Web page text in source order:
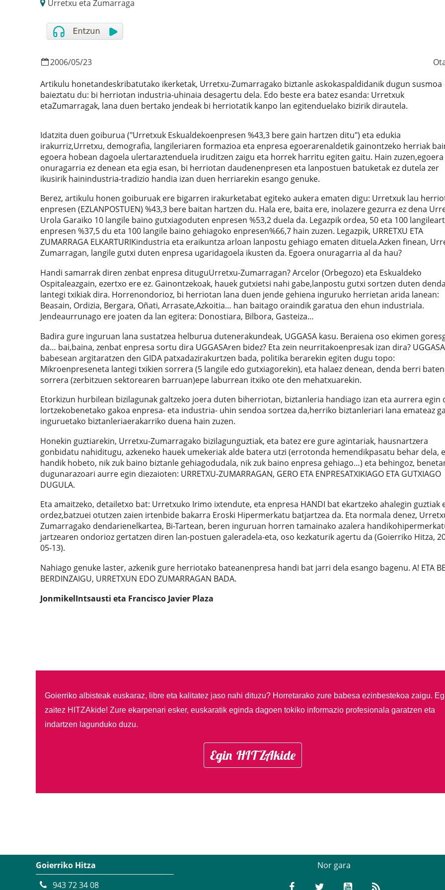
Urretxu eta Zumarraga
2006/05/23
Artikulu honetandeskribatutako ikerketak, Urretxu-Zumarragako biztanle askokaspaldidanik dugun susmoa
baieztatu du: bi herriotan industria-uhinaia desagertu dela. Edo beste era batez esanda: Urretxuk
etaZumarragak, lana duen bertako jendeak bi herriotatik kanpo lan egitenduelako bizirik dirautela.
Idatzita duen goiburua ("Urretxuk Eskualdekoenpresen %43,3 bere gain hartzen ditu") eta edukia
irakurriz,Urretxu, demografia, langileriaren formazioa eta enpresa egoerarenaldetik gainontzeko herriak
egoera hobean dagoela ulertaraztenduela iruditzen zaigu eta horrek harritu egiten gaitu. Hain
onuragarria ez denean eta egia esan, bi herriotan daudenenpresen eta lanpostuen batuketak ez dutela zer
ikusirik hainindustria-tradizio handia izan duen herriarekin esango genuke.
Berez, artikulu honen goiburuak ere bigarren irakurketabat egiteko aukera ematen digu: Urretxuk lau
enpresen (EZLANPOSTUEN) %43,3 bere baitan hartzen du. Hala ere, baita ere, inolazere gezurra ez dena
Urola Garaiko 10 langile baino gutxiagoduten enpresen %53,2 duela da. Legazpik ordea, 50 eta 100
enpresen %37,5 du eta 100 langile baino gehiagoko enpresen%66,7 hain zuzen. Legazpik, URRETXU ETA
ZUMARRAGA ELKARTURIKindustria eta eraikuntza arloan lanpostu gehiago ematen dituela.Azken finean,
Zumarragan, langile gutxi duten enpresa ugaridagoela ikusten da. Egoera onuragarria al da hau?
Handi samarrak diren zenbat enpresa dituguUrretxu-Zumarragan? Arcelor (Orbegozo) eta Eskualdeko
Ospitaleazgain, ezertxo ere ez. Gainontzekoak, hauek gutxietsi nahi gabe,lanpostu gutxi sortzen duten
lantegi txikiak dira. Horrenondorioz, bi herriotan lana duen jende gehiena inguruko herrietan arida lanean:
Beasain, Ordizia, Bergara, Oñati, Arrasate,Azkoitia… han baitago oraindik garatua den ehun industriala.
Jendeaurrunago ere joaten da lan egitera: Donostiara, Bilbora, Gasteiza…
Badira gure inguruan lana sustatzea helburua dutenerakundeak, UGGASA kasu. Beraiena oso ekimen
da… bai,baina, zenbat enpresa sortu dira UGGASAren bidez? Eta zein neurritakoenpresak izan dira?
babesean argitaratzen den GIDA patxadazirakurtzen bada, politika berarekin egiten dugu topo:
Mikroenpreseneta lantegi txikien sorrera (5 langile edo gutxiagorekin), eta halaez denean, denda berri baten
sorrera (zerbitzuen sektorearen barruan)epe laburrean itxiko ote den mehatxuarekin.
Etorkizun hurbilean bizilagunak galtzeko joera duten biherriotan, biztanleria handiago izan eta aurrera egin
lortzekobenetako gakoa enpresa- eta industria- uhin sendoa sortzea da,herriko biztanleriari lana emateaz
inguruetako biztanleriaerakarriko duena hain zuzen.
Honekin guztiarekin, Urretxu-Zumarragako bizilagunguztiak, eta batez ere gure agintariak, hausnartzera
gonbidatu nahiditugu, azkeneko hauek umekeriak alde batera utzi (errotonda hemendikpasatu behar dela,
handik hobeto, nik zuk baino biztanle gehiagodudala, nik zuk baino enpresa gehiago…) eta behingoz,
dugunarazoari aurre egin diezaioten: URRETXU-ZUMARRAGAN, GERO ETA ENPRESATXIKIAGO ETA GUTXIAGO
DUGULA.
Eta amaitzeko, detailetxo bat: Urretxuko Irimo ixtendute, eta enpresa HANDI bat ekartzeko ahalegin guztiak
ordez,batzuei otutzen zaien irtenbide bakarra Eroski Hipermerkatu batjartzea da. Eta normala denez,
Zumarragako dendarienelkartea, Bi-Tartean, beren inguruan horren tamainako azalera
jartzearen ondorioz gertatzen diren lan-postuen galeradela-eta, oso kezkaturik agertu da (Goierriko Hitza,
05-13).
Nahiago genuke laster, azkenik gure herriotako bateanenpresa handi bat jarri dela esango bagenu. A! ETA
BERDINZAIGU, URRETXUN EDO ZUMARRAGAN BADA.
JonmikelIntsausti eta Francisco Javier Plaza
Goierriko albisteak euskaraz, libre eta kalitatez jaso nahi dituzu? Horretarako zure babesa ezinbestekoa zaigu.
zaitez HITZAkide! Zure ekarpenari esker, euskaratik eginda dagoen tokiko informazio profesionala garatzen eta
indartzen lagunduko duzu.
Egin HITZAkide
Goierriko Hitza
943 72 34 08
Nor gara